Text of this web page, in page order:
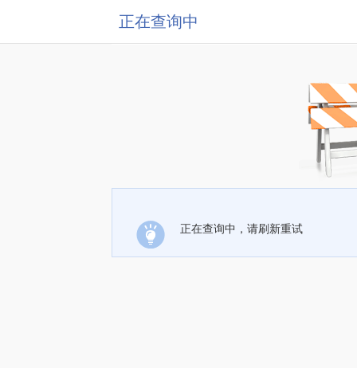
正在查询中
正在查询中，请刷新重试